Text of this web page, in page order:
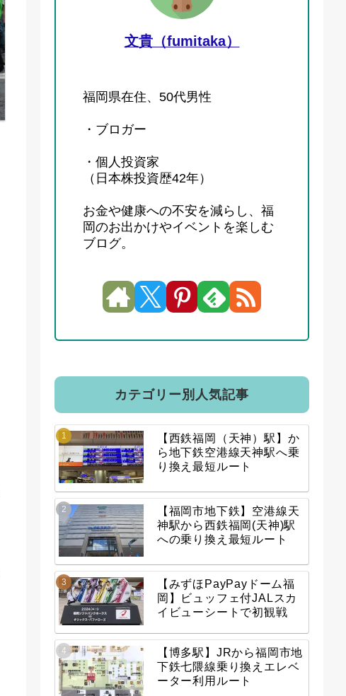
文貴（fumitaka）
福岡県在住、50代男性
・ブロガー
・個人投資家
（日本株投資歴42年）
お金や健康への不安を減らし、福
岡のお出かけやイベントを楽しむ
ブログ。
カテゴリー別人気記事
【西鉄福岡（天神）駅】か
ら地下鉄空港線天神駅へ乗
り換え最短ルート
【福岡市地下鉄】空港線天
神駅から西鉄福岡(天神)駅
への乗り換え最短ルート
【みずほPayPayドーム福
岡】ビュッフェ付JALスカ
イビューシートで初観戦
【博多駅】JRから福岡市地
下鉄七隈線乗り換えエレベ
ーター利用ルート